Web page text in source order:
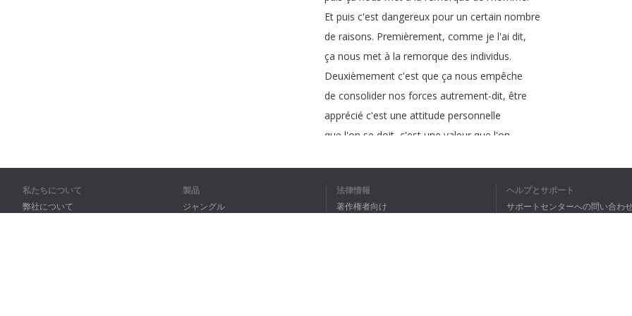
Et puis c'est dangereux pour un certain nombre
de raisons. Premièrement, comme je l'ai dit,
ça nous met à la remorque des individus.
Deuxièmement c'est que ça nous empêche
de consolider nos forces autrement-dit, être
apprécié c'est une attitude personnelle
que l'on se doit c'est une valeur que l'on
évolution conscient,
autrement-dit un homme qui sort des anciens
私たちについて
弊社について
製品
ジャングル
法律情報
著作権者向け
ヘルプとサポート
サポートセンターへの問い合わ